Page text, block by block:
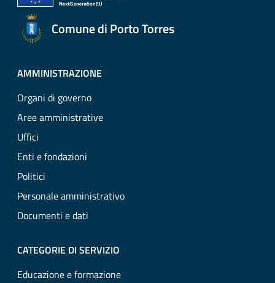
Comune di Porto Torres
AMMINISTRAZIONE
Organi di governo
Aree amministrative
Uffici
Enti e fondazioni
Politici
Personale amministrativo
Documenti e dati
CATEGORIE DI SERVIZIO
Educazione e formazione